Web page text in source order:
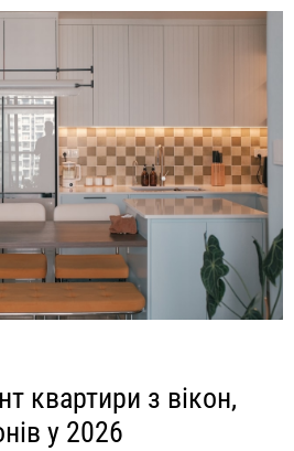
квартири з вікон,
у 2026